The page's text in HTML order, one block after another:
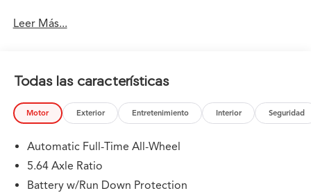
Leer Más...
Todas las características
Motor Exterior Entretenimiento Interior Seguridad
Automatic Full-Time All-Wheel
5.64 Axle Ratio
Battery w/Run Down Protection